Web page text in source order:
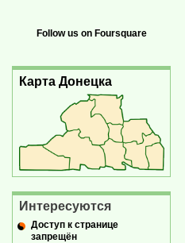
Follow us on Foursquare
Карта Донецка
Интересуются
Доступ к странице
запрещён